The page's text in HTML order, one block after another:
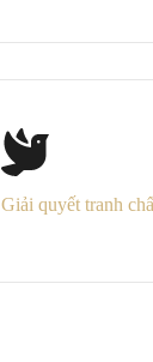
Giải quyết tranh